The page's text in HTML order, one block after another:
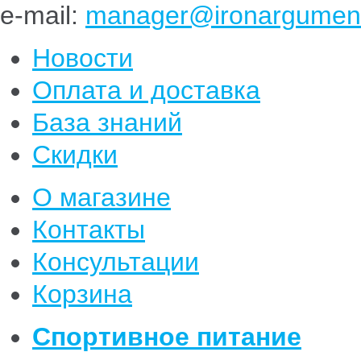
e-mail:
Новости
Оплата и доставка
База знаний
Скидки
О магазине
Контакты
Консультации
Корзина
Спортивное питание